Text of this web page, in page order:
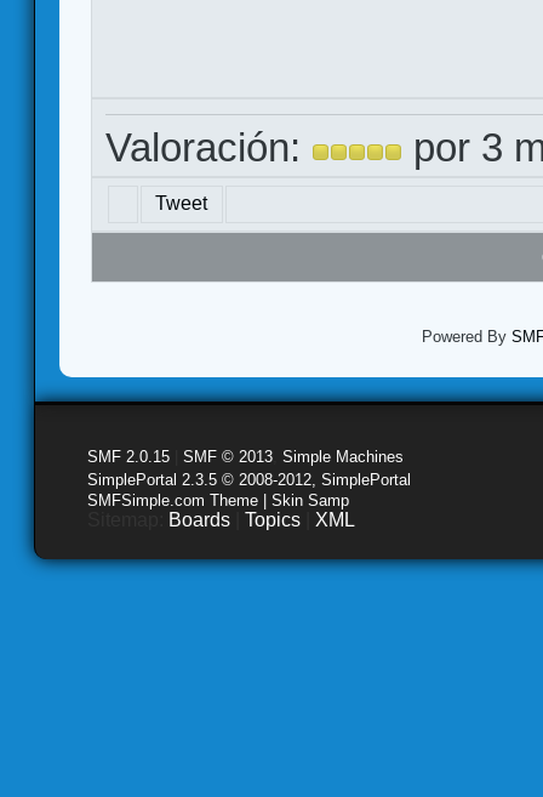
Valoración: por 3
Tweet
Powered By
SMF 2.0.15 SMF © 2013 Simple Machines
SimplePortal 2.3.5 © 2008-2012, SimplePortal
SMFSimple.com Theme | Skin Samp
Boards Topics XML